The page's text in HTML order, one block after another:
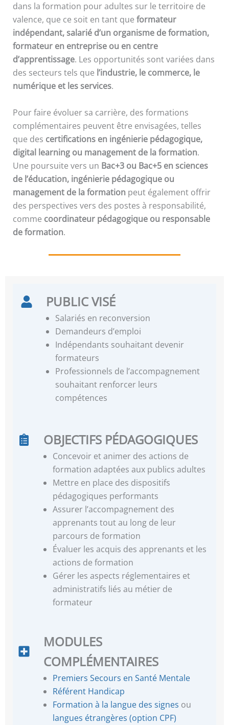
dans la formation pour adultes sur le territoire de
valence, que ce soit en tant que formateur
indépendant, salarié d’un organisme de formation,
formateur en entreprise ou en centre
d’apprentissage. Les opportunités sont variées dans
des secteurs tels que l’industrie, le commerce, le
numérique et les services.
Pour faire évoluer sa carrière, des formations
complémentaires peuvent être envisagées, telles
que des certifications en ingénierie pédagogique,
digital learning ou management de la formation.
Une poursuite vers un Bac+3 ou Bac+5 en sciences
de l’éducation, ingénierie pédagogique ou
management de la formation peut également offrir
des perspectives vers des postes à responsabilité,
comme coordinateur pédagogique ou responsable
de formation.
PUBLIC VISÉ
Salariés en reconversion
Demandeurs d’emploi
Indépendants souhaitant devenir
formateurs
Professionnels de l’accompagnement
souhaitant renforcer leurs
compétences
OBJECTIFS PÉDAGOGIQUES
Concevoir et animer des actions de
formation adaptées aux publics adultes
Mettre en place des dispositifs
pédagogiques performants
Assurer l’accompagnement des
apprenants tout au long de leur
parcours de formation
Évaluer les acquis des apprenants et les
actions de formation
Gérer les aspects réglementaires et
administratifs liés au métier de
formateur
MODULES
COMPLÉMENTAIRES
Premiers Secours en Santé Mentale
Référent Handicap
Formation à la langue des signes ou
langues étrangères (option CPF)